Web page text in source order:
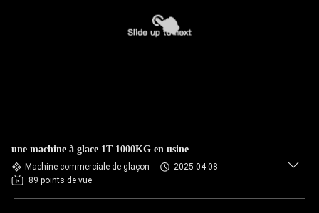
une machine à glace 1T 1000KG en usine
Machine commerciale de glaçon
2025-04-08
89 points de vue